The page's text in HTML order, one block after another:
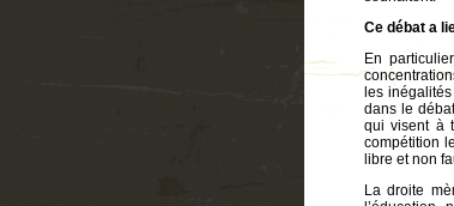
Ce débat a
En
les
dans le
qui visent à
compétition
libre et non
La droite